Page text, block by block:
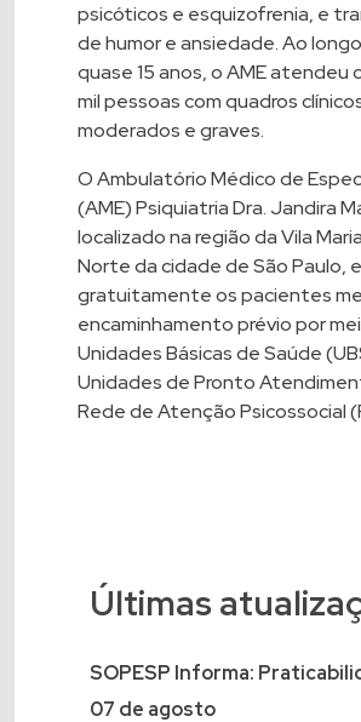
psicóticos e esquizofrenia, e
de humor e ansiedade. Ao
quase 15 anos, o AME atendeu
mil pessoas com quadros
moderados e graves.
O Ambulatório Médico de
(AME) Psiquiatria Dra. Jandira
localizado na região da Vila
Norte da cidade de São Paulo,
gratuitamente os pacientes
encaminhamento prévio por
Unidades Básicas de Saúde
Unidades de Pronto
Rede de Atenção Psicossocial
Últimas
SOPESP Informa:
07 de agosto